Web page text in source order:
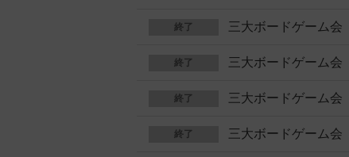
終了 三大ボードゲーム会
終了 三大ボードゲーム会
終了 三大ボードゲーム会
終了 三大ボードゲーム会